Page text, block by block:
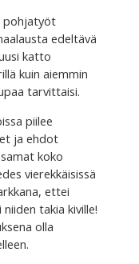
pohjatyöt
edeltävä
katto
kuin aiemmin
tarvittaisi.
piilee
ja ehdot
koko
vierekkäisissä
ettei
takia kiville!
olla